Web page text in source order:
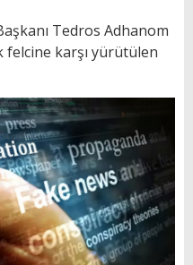
Tedros Adhanom
felcine karşı yürütülen